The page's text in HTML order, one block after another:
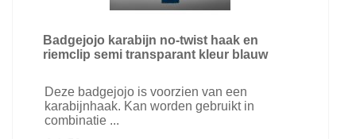
Badgejojo karabijn no-twist haak en
riemclip semi transparant kleur blauw
Deze badgejojo is voorzien van een
karabijnhaak. Kan worden gebruikt in
combinatie ...